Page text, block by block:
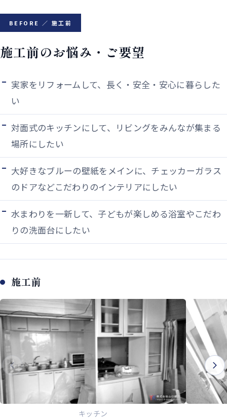
BEFORE ／ 施工前
施工前のお悩み・ご要望
実家をリフォームして、長く・安全・安心に暮らした
い
対面式のキッチンにして、リビングをみんなが集まる
場所にしたい
大好きなブルーの壁紙をメインに、チェッカーガラス
のドアなどこだわりのインテリアにしたい
水まわりを一新して、子どもが楽しめる浴室やこだわ
りの洗面台にしたい
施工前
キッチン